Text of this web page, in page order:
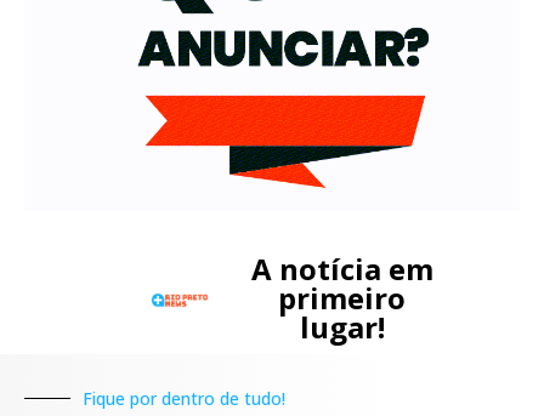
A notícia em
primeiro
lugar!
Fique por dentro de tudo!